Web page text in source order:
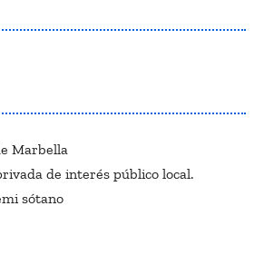
Marbella
de interés público local.
sótano